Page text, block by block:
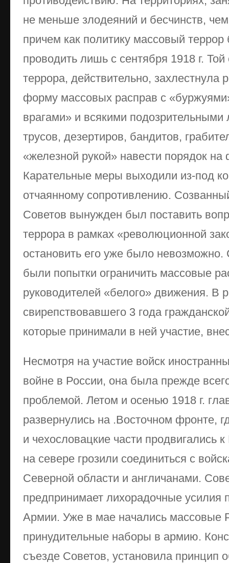
не меньше злодеяний и бесчинств,
причем как политику массовый
проводить лишь с сентября 1918 г.
террора, действительно, захлестнула
форму массовых расправ с
врагами» и всякими
трусов, дезертиров, бандитов,
«железной рукой» навести порядок
Карательные меры выходили из-под
отчаянному сопротивлению.
Советов вынужден был поставить
террора в рамках «революционной
остановить его уже было
были попытки ограничить массовые
руководителей «белого» движения. В
свирепствовавшего 3 года
которые принимали в ней участие,
Несмотря на участие войск
войне в России, она была прежде
проблемой. Летом и осенью 1918 г.
развернулись на .Восточном фронте,
и чехословацкие части продвигались
на севере грозили соединиться с
Северной области и англичанами.
предпринимает лихорадочные усилия
Армии. Уже в мае начались массовые
принудительные наборы в армию.
съезде Советов, установила принцип